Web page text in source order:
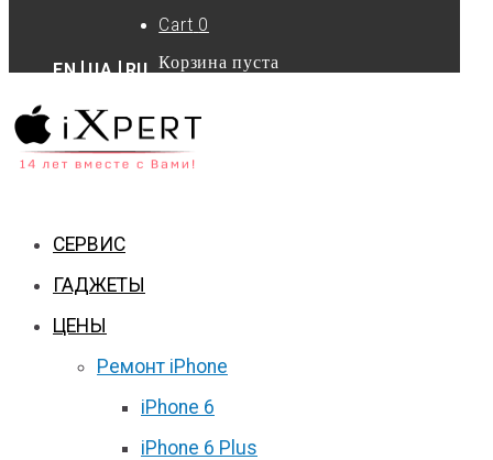
EN UA RU
Cart 0
Корзина пуста
СЕРВИС
ГАДЖЕТЫ
ЦЕНЫ
Ремонт iPhone
iPhone 6
iPhone 6 Plus